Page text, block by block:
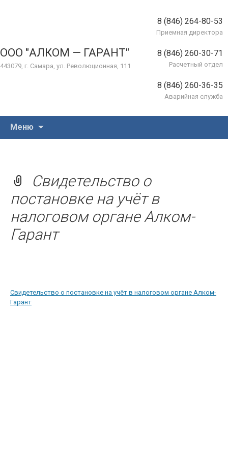
ООО "АЛКОМ — ГАРАНТ"
443079, г. Самара, ул. Революционная, 111
8 (846) 264-80-53
Приемная директора
8 (846) 260-30-71
Расчетный отдел
8 (846) 260-36-35
Аварийная служба
Меню
Свидетельство о
постановке на учёт в
налоговом органе Алком-
Гарант
Свидетельство о постановке на учёт в налоговом органе Алком-
Гарант